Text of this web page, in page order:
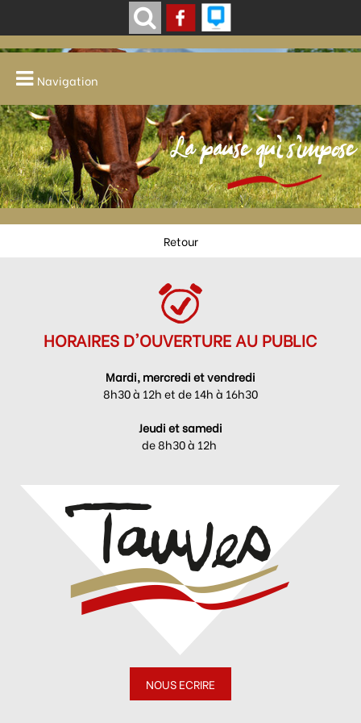
Navigation
La pause qui s'impose
Retour
HORAIRES D'OUVERTURE AU PUBLIC
Mardi, mercredi et vendredi
8h30 à 12h et de 14h à 16h30
Jeudi et samedi
de 8h30 à 12h
NOUS ECRIRE